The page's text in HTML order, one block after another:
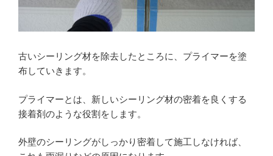
古いシーリング材を除去したところに、プライマーを塗
布していきます。
プライマーとは、新しいシーリング材の密着を良くする
接着剤のような役割をします。
外壁のシーリングがしっかり密着して施工しなければ、